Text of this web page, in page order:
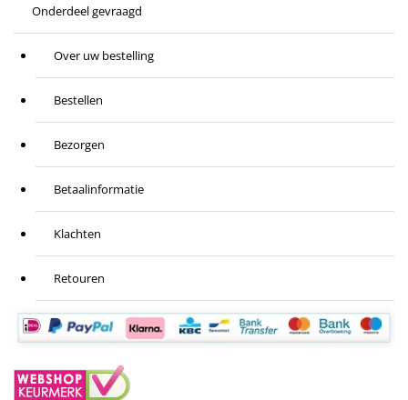
Onderdeel gevraagd
Over uw bestelling
Bestellen
Bezorgen
Betaalinformatie
Klachten
Retouren